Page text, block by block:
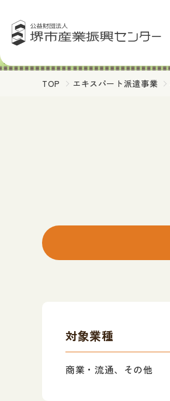
TOP エキスパート派遣事業
対象業種
商業・流通、その他